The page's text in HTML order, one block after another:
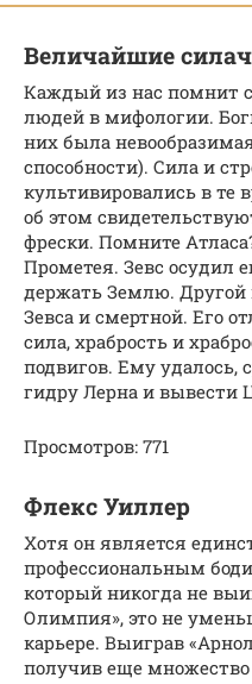
Величайшие
Каждый из нас помнит
людей в мифологии.
них была
способности). Сила и
культивировались в те
об этом
фрески. Помните
Прометея. Зевс осудил
держать Землю.
Зевса и смертной. Его
сила, храбрость и
подвигов. Ему удалось,
гидру Лерна и вывести
Просмотров: 771
Флекс Уиллер
Хотя он является
профессиональным
который никогда не
Олимпия», это не
карьере. Выиграв
получив еще множество